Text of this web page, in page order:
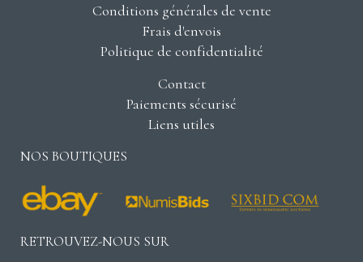
Conditions générales de vente
Frais d'envois
Politique de confidentialité
Contact
Paiements sécurisé
Liens utiles
NOS BOUTIQUES
RETROUVEZ-NOUS SUR